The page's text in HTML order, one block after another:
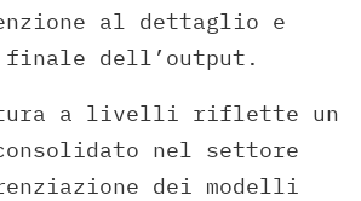
al dettaglio e
dell’output.
a livelli riflette un
nel settore
dei modelli